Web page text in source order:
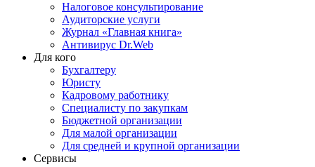
Налоговое консультирование
Аудиторские услуги
Журнал «Главная книга»
Антивирус Dr.Web
Для кого
Бухгалтеру
Юристу
Кадровому работнику
Специалисту по закупкам
Бюджетной организации
Для малой организации
Для средней и крупной организации
Сервисы